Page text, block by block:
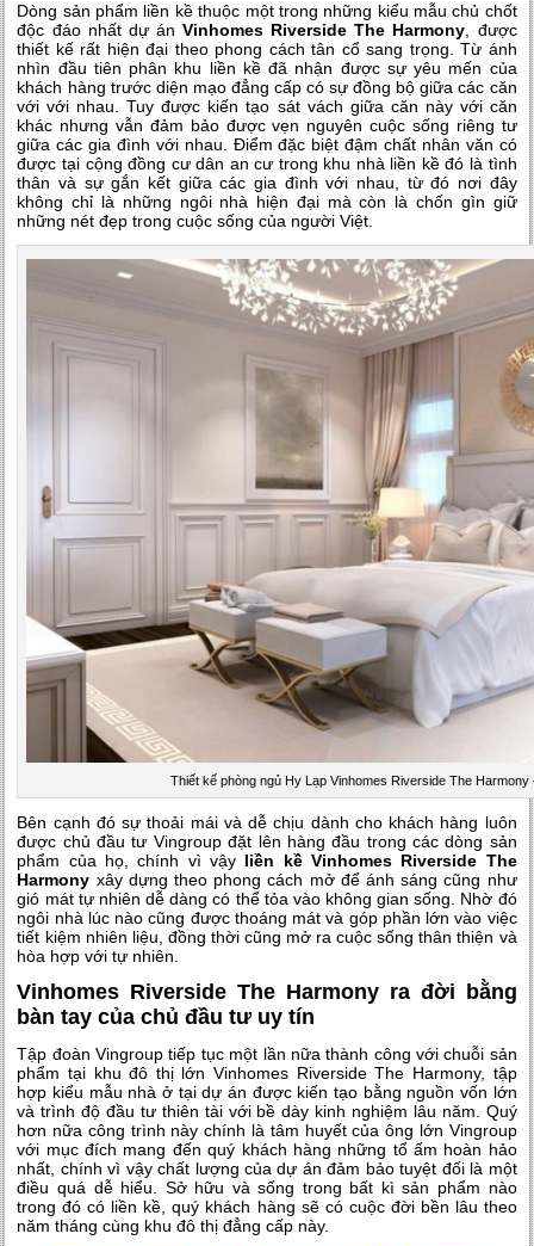
Dòng sản phẩm liền kề thuộc một trong những kiểu mẫu chủ chốt
độc đáo nhất dự ánVinhomes Riverside The Harmony , được
thiết kế rất hiện đại theo phong cách tân cổ sang trọng. Từ ánh
nhìn đầu tiên phân khu liền kề đã nhận được sự yêu mến của
khách hàng trước diện mạo đẳng cấp có sự đồng bộ giữa các căn
với với nhau. Tuy được kiến tạo sát vách giữa căn này với căn
khác nhưng vẫn đảm bảo được vẹn nguyên cuộc sống riêng tư
giữa các gia đình với nhau. Điểm đặc biệt đậm chất nhân văn có
được tại cộng đồng cư dân an cư trong khu nhà liền kề đó là tình
thân và sự gắn kết giữa các gia đình với nhau, từ đó nơi đây
không chỉ là những ngôi nhà hiện đại mà còn là chốn gìn giữ
những nét đẹp trong cuộc sống của người Việt.
Thiết kế phòng ngủ Hy Lạp Vinhomes Riverside The Harmony
Bên cạnh đó sự thoải mái và dễ chịu dành cho khách hàng luôn
được chủ đầu tư Vingroup đặt lên hàng đầu trong các dòng sản
phẩm của họ, chính vì vậy liền kề Vinhomes Riverside The
Harmony xây dựng theo phong cách mở để ánh sáng cũng như
gió mát tự nhiên dễ dàng có thể tỏa vào không gian sống. Nhờ đó
ngôi nhà lúc nào cũng được thoáng mát và góp phần lớn vào việc
tiết kiệm nhiên liệu, đồng thời cũng mở ra cuộc sống thân thiện và
hòa hợp với tự nhiên.
Vinhomes Riverside The Harmony ra đời bằng
bàn tay của chủ đầu tư uy tín
Tập đoàn Vingroup tiếp tục một lần nữa thành công với chuỗi sản
phẩm tại khu đô thị lớn Vinhomes Riverside The Harmony, tập
hợp kiểu mẫu nhà ở tại dự án được kiến tạo bằng nguồn vốn lớn
và trình độ đầu tư thiên tài với bề dày kinh nghiệm lâu năm. Quý
hơn nữa công trình này chính là tâm huyết của ông lớn Vingroup
với mục đích mang đến quý khách hàng những tổ ấm hoàn hảo
nhất, chính vì vậy chất lượng của dự án đảm bảo tuyệt đối là một
điều quá dễ hiểu. Sở hữu và sống trong bất kì sản phẩm nào
trong đó có liền kề, quý khách hàng sẽ có cuộc đời bền lâu theo
năm tháng cùng khu đô thị đẳng cấp này.